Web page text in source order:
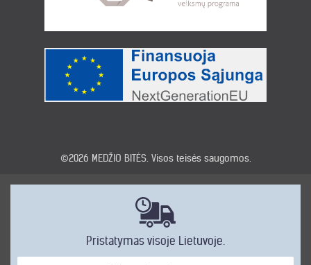
©2026 MEDŽIO BITĖS. Visos teisės saugomos.
Pristatymas visoje Lietuvoje.